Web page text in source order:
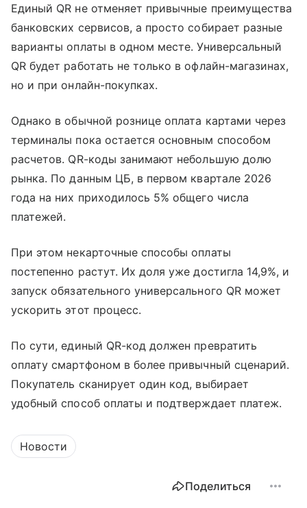
Единый QR не отменяет привычные преимущества
банковских сервисов, а просто собирает разные
варианты оплаты в одном месте. Универсальный
QR будет работать не только в офлайн-магазинах,
но и при онлайн-покупках.
Однако в обычной рознице оплата картами через
терминалы пока остается основным способом
расчетов. QR-коды занимают небольшую долю
рынка. По данным ЦБ, в первом квартале 2026
года на них приходилось 5% общего числа
платежей.
При этом некарточные способы оплаты
постепенно растут. Их доля уже достигла 14,9%, и
запуск обязательного универсального QR может
ускорить этот процесс.
По сути, единый QR-код должен превратить
оплату смартфоном в более привычный сценарий.
Покупатель сканирует один код, выбирает
удобный способ оплаты и подтверждает платеж.
Новости
Поделиться